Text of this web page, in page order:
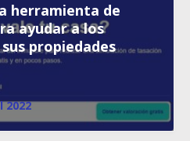
herramienta de
ayudar a los
propiedades
2022